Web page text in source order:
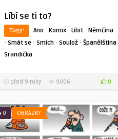
Líbí se ti to?
Tagy: Ano · Komix · Líbit · Němčina ·
· Smát se · Smích · Soulož · Španělština
Srandička
před 9 roky 9006 0
0 OBRÁZKY